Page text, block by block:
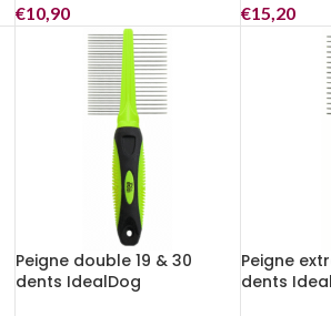
€10,90 €15,20
Peigne double 19 & 30
dents IdealDog
Peigne
dents